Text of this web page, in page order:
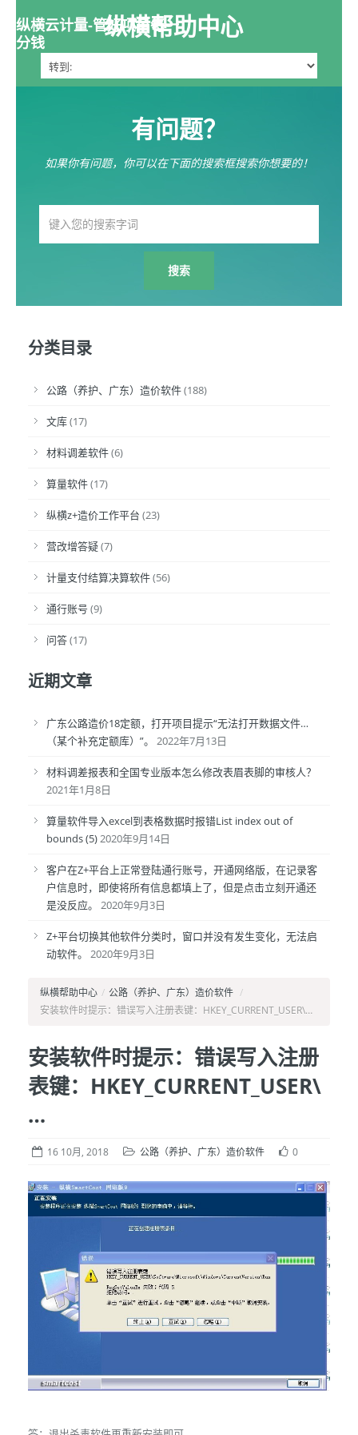
纵横帮助中心
纵横云计量-管好项目每一
分钱
有问题？
如果你有问题，你可以在下面的搜索框搜索你想要的！
分类目录
公路（养护、广东）造价软件(188)
文库(17)
材料调差软件(6)
算量软件(17)
纵横z+造价工作平台 (23)
营改增答疑(7)
计量支付结算决算软件(56)
通行账号 (9)
问答(17)
近期文章
广东公路造价18定额，打开项目提示“无法打开数据文件…
（某个补充定额库）”。
2022年7月13日
材料调差报表和全国专业版本怎么修改表眉表脚的审核人？
2021年1月8日
算量软件导入excel到表格数据时报错List index out of
bounds (5)2020年9月14日
客户在Z+平台上正常登陆通行账号，开通网络版，在记录客
户信息时，即使将所有信息都填上了，但是点击立刻开通还
是没反应。
2020年9月3日
Z+平台切换其他软件分类时，窗口并没有发生变化，无法启
动软件。
2020年9月3日
纵横帮助中心 / 公路（养护、广东）造价软件 /
安装软件时提示：错误写入注册表键：HKEY_CURRENT_USER\…
安装软件时提示：错误写入注册
表键：HKEY_CURRENT_USER\
…
16 10月, 2018 公路（养护、广东）造价软件 0